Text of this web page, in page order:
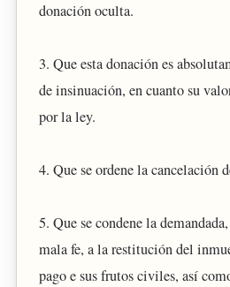
donación oculta.
3. Que esta donación es
de insinuación, en cuanto su
por la ley.
4. Que se ordene la cancelación
5. Que se condene la
mala fe, a la restitución del
pago e sus frutos civiles, así